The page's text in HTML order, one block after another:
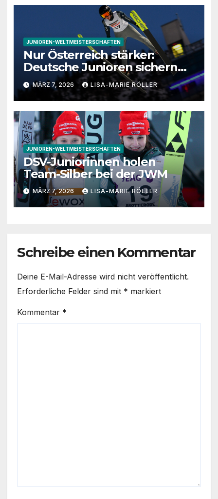
JUNIOREN-WELTMEISTERSCHAFTEN
Nur Österreich stärker:
Deutsche Junioren sichern
sich auch bei den Herren
Team-Silber
MÄRZ 7, 2026 LISA-MARIE RÖLLER
JUNIOREN-WELTMEISTERSCHAFTEN
DSV-Juniorinnen holen
Team-Silber bei der JWM
MÄRZ 7, 2026 LISA-MARIE RÖLLER
Schreibe einen Kommentar
Deine E-Mail-Adresse wird nicht veröffentlicht.
Erforderliche Felder sind mit * markiert
Kommentar *